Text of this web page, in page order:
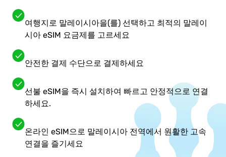
여행지로 말레이시아을(를) 선택하고 최적의 말레이
시아 eSIM 요금제를 고르세요
안전한 결제 수단으로 결제하세요
선불 eSIM을 즉시 설치하여 빠르고 안정적으로 연결
하세요.
온라인 eSIM으로 말레이시아 전역에서 원활한 고속
연결을 즐기세요